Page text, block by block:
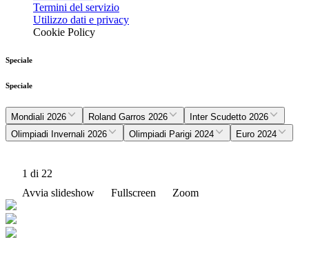
Termini del servizio
Utilizzo dati e privacy
Cookie Policy
Speciale
Speciale
Mondiali 2026 Roland Garros 2026
Inter Scudetto 2026
Olimpiadi Invernali 2026
Olimpiadi Parigi 2024 Euro 2024
1 di 22
Avvia slideshow
Fullscreen Zoom